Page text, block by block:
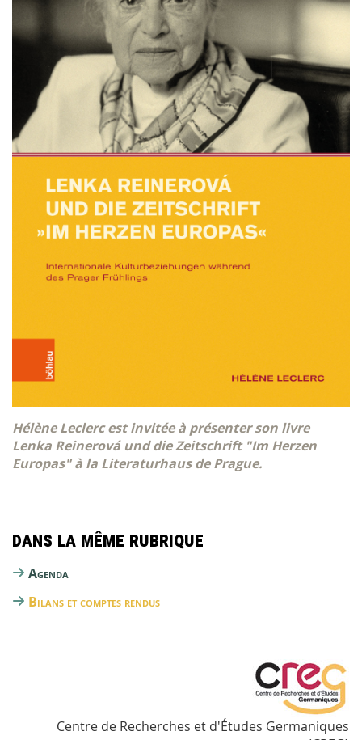
Hélène Leclerc est invitée à présenter son livre
Lenka Reinerová und die Zeitschrift "Im Herzen
Europas" à la Literaturhaus de Prague.
Dans la même rubrique
Agenda
Bilans et comptes rendus
Centre de Recherches et d'Études Germaniques